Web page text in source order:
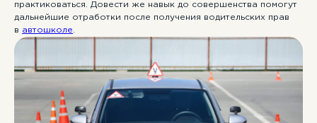
практиковаться. Довести же навык до совершенства помогут
дальнейшие отработки после получения водительских прав
в автошколе